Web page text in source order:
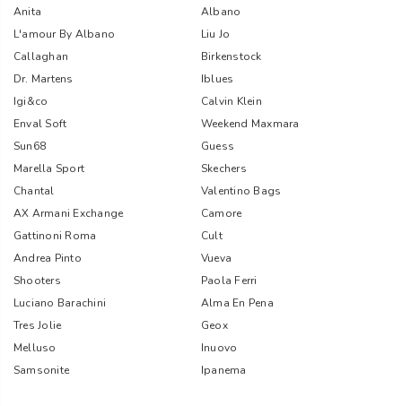
Anita
Albano
L'amour By Albano
Liu Jo
Callaghan
Birkenstock
Dr. Martens
Iblues
Igi&co
Calvin Klein
Enval Soft
Weekend Maxmara
Sun68
Guess
Marella Sport
Skechers
Chantal
Valentino Bags
AX Armani Exchange
Camore
Gattinoni Roma
Cult
Andrea Pinto
Vueva
Shooters
Paola Ferri
Luciano Barachini
Alma En Pena
Tres Jolie
Geox
Melluso
Inuovo
Samsonite
Ipanema